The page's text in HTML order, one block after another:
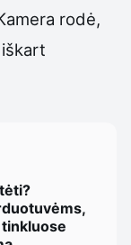
rodė,